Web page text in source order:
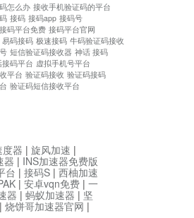
怎么办 接收手机验证码的平台
接码 接码app 接码号
接码平台免费 接码平台官网
易码接码 极速接码 牛码验证码接收
短信验证码接收器 神话 接码
接码平台 虚拟手机号平台
平台 验证码接收 验证码接码
验证码短信接收平台
器 | 旋风加速 |
器 | INS加速器免费版
台 | 接码S | 西柚加速
| 安卓vqn免费 | 一
器 | 蚂蚁加速器 | 坚
| 烧饼哥加速器官网 |